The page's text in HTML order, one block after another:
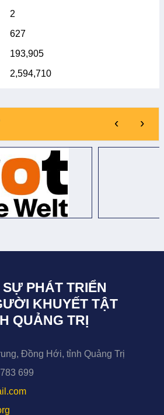
2
627
193,905
2,594,710
‹ ›
SỰ PHÁT TRIỂN
KHUYẾT TẬT
QUẢNG TRỊ
Đồng Hới, tỉnh Quảng Trị
699